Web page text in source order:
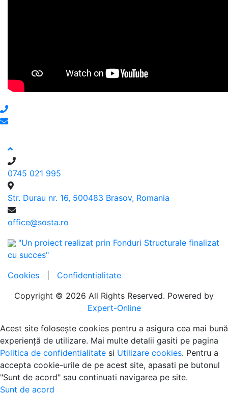
0745 021 995
Str. Durau nr. 16, 500483 Brasov, Romania
office@sosta.ro
"Un proiect realizat prin Fonduri Structurale finalizat
cu succes"
Copyright © 2026 All Rights Reserved. Powered by
Expert-Online
Cookies Confidentialitate
Acest site folosește cookies pentru a asigura cea mai bună
experiență de utilizare. Mai multe detalii gasiti pe pagina
Politica de confidentialitate si Utilizare cookies. Pentru a
accepta cookie-urile de pe acest site, apasati pe butonul
"Sunt de acord" sau continuati navigarea pe site.
Sunt de acord